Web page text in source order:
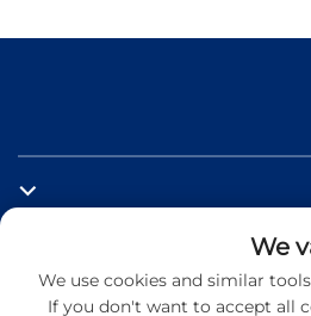
We
We use cookies and similar
If you don't want to accept all